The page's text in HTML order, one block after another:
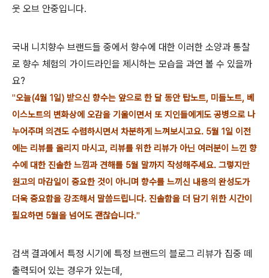
웃 오브 안중입니다.
국내 니치향수 브랜드들 중에서 향수에 대한 이러한 소양과 통찰
로 향수 체험의 가이드라인을 제시하는 모습을 과연 볼 수 있을까
요?
"오늘(4월 1일) 받으신 향수는 앞으로 한 달 동안 탑노트, 미들노트, 베
이스노트의 변화상에 오감을 기울이면서 또 지인들에게도 공병으로 나
누어주며 의견도 수렴하시면서 차분하게 느껴보시고요. 5월 1일 이전
에는 리뷰를 올리지 마시고, 리뷰를 위한 리뷰가 아닌 여러분이 느낀 향
수에 대한 진솔한 느낌과 견해를 5월 말까지 작성해주세요. 그렇지만
원고의 마감일이 중요한 것이 아니며 향수를 느끼신 내용의 완성도가
더욱 중요함을 강조해서 말씀드립니다. 진솔함을 더 담기 위한 시간이
필요하면 5월을 넘어도 괜찮습니다."
검색 결과에서 특정 시기에 특정 브랜드의 블로그 리뷰가 집중 떼
출력되어 있는 경우가 있는데,